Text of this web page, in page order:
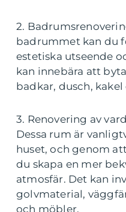
2.
badrummet kan du
estetiska utseende
kan innebära att
badkar, dusch, kakel
3. Renovering av
Dessa rum är
huset, och genom
du skapa en mer
atmosfär. Det kan
golvmaterial,
och möbler.